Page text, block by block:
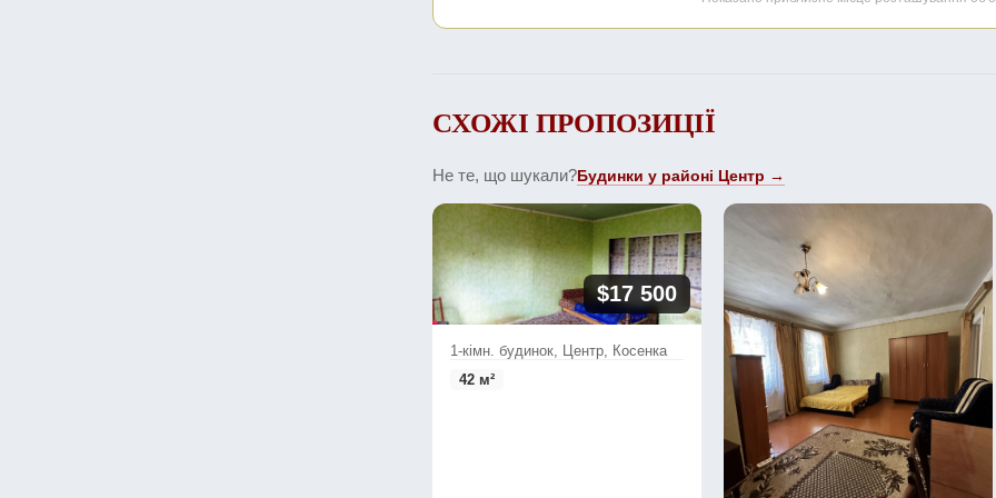
СХОЖІ ПРОПОЗИЦІЇ
Не те, що шукали?Будинки у районі Центр →
$17 500
1-кімн. будинок, Центр, Косенка
42 м²